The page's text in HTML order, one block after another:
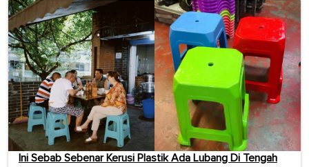
Ini Sebab Sebenar Kerusi Plastik Ada Lubang Di Tengah